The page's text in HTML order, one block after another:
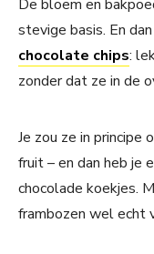
De bloem en
stevige basis. En
chocolate chips:
zonder dat ze in de
Je zou ze in principe
fruit – en dan heb je
chocolade koekjes.
frambozen wel echt